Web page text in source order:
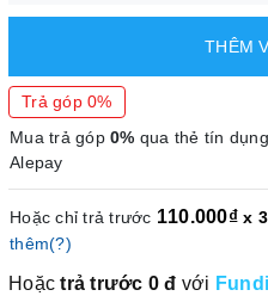
THÊM
Trả góp 0%
Mua trả góp 0% qua thẻ tín
Alepay
Hoặc chỉ trả trước 110.000₫x
thêm(?)
Hoặctrả trước 0 đ với